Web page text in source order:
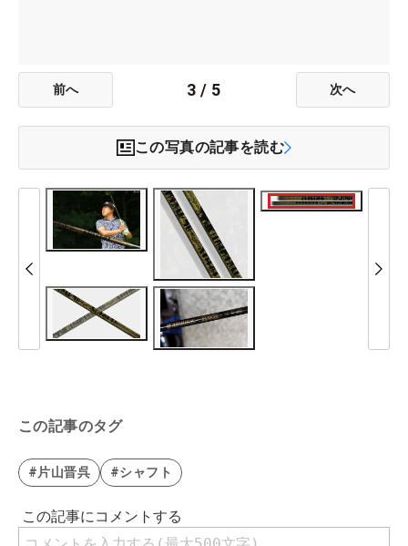
前へ 3 / 5 次へ
この写真の記事を読む
この記事のタグ
#片山晋呉 #シャフト